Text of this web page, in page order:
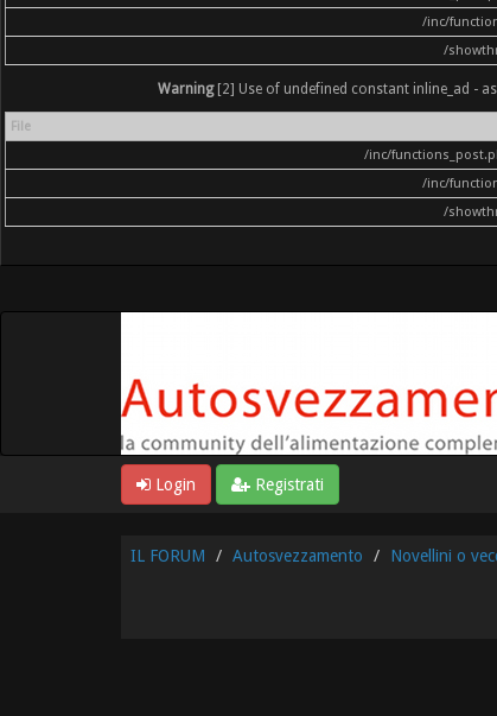
/inc/
/
Warning[2] Use of undefined constant inline_ad -
File
/inc/
/inc/
/
Login Registrati
IL FORUM Autosvezzamento Novellini o